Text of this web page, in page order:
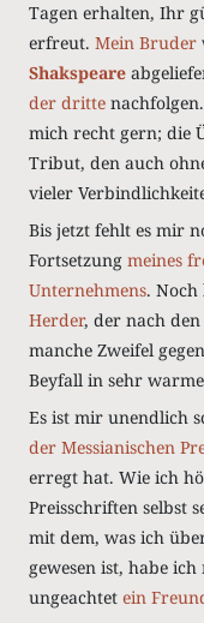
Tagen erhalten, Ihr
erfreut. Mein Bruder
Shakspeare
der dritte
mich recht gern; die
Tribut, den auch
vieler
Bis jetzt fehlt es mir
Fortsetzung meines
Unternehmens. Noch
Herder, der nach
manche Zweifel
Beyfall in sehr
Es ist mir unendlich
der Messianischen
erregt hat. Wie ich
Preisschriften selbst
mit dem, was ich
gewesen ist, habe
ungeachtet ein